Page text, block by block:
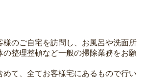
様のご自宅を訪問し、お風呂や洗面所
の整理整頓など一般の掃除業務をお願
めて、全てお客様宅にあるもので行い